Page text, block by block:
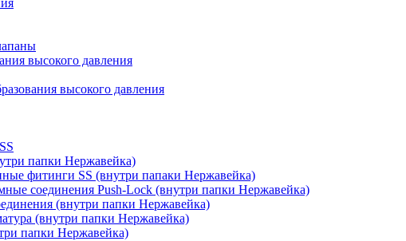
высокого давления
высокого давления
папки Нержавейка)
фитинги SS (внутри папаки Нержавейка)
соединения Push-Lock (внутри папки Нержавейка)
(внутри папки Нержавейка)
(внутри папки Нержавейка)
папки Нержавейка)